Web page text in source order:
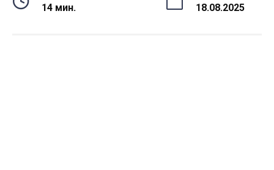
14 мин. 18.08.2025